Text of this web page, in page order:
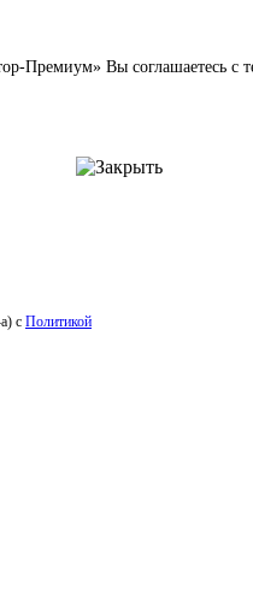
Премиум» Вы соглашаетесь с
c Политикой